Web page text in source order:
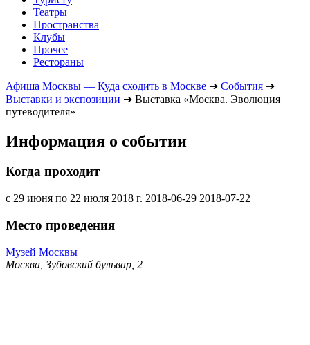
Театры
Пространства
Клубы
Прочее
Рестораны
Афиша Москвы — Куда сходить в Москве ➔ События ➔
Выставки и экспозиции ➔ Выставка «Москва. Эволюция
путеводителя»
Информация о событии
Когда проходит
с 29 июня по 22 июля 2018 г. 2018-06-29 2018-07-22
Место проведения
Музей Москвы
Москва, Зубовский бульвар, 2